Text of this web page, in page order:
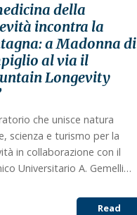
della
incontra la
a Madonna di
al via il
Longevity
che unisce natura
scienza e turismo per la
in collaborazione con il
Universitario A. Gemelli…
Read